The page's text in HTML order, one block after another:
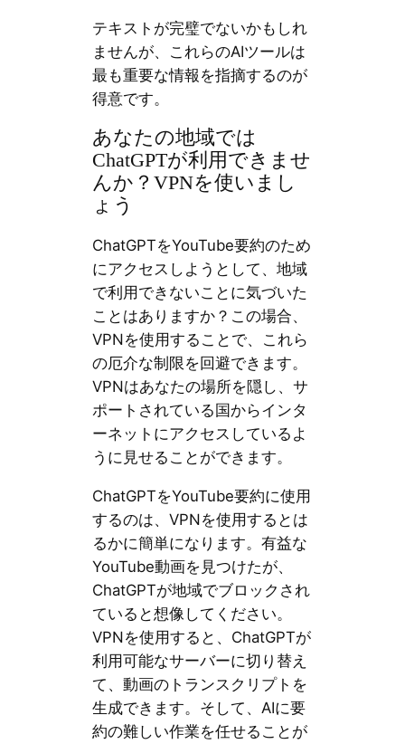
テキストが完璧でないかもしれ
ませんが、これらのAIツールは
最も重要な情報を指摘するのが
得意です。
あなたの地域では
ChatGPTが利用できませ
んか？VPNを使いまし
ょう
ChatGPTをYouTube要約のため
にアクセスしようとして、地域
で利用できないことに気づいた
ことはありますか？この場合、
VPNを使用することで、これら
の厄介な制限を回避できます。
VPNはあなたの場所を隠し、サ
ポートされている国からインタ
ーネットにアクセスしているよ
うに見せることができます。
ChatGPTをYouTube要約に使用
するのは、VPNを使用するとは
るかに簡単になります。有益な
YouTube動画を見つけたが、
ChatGPTが地域でブロックされ
ていると想像してください。
VPNを使用すると、ChatGPTが
利用可能なサーバーに切り替え
て、動画のトランスクリプトを
生成できます。そして、AIに要
約の難しい作業を任せることが